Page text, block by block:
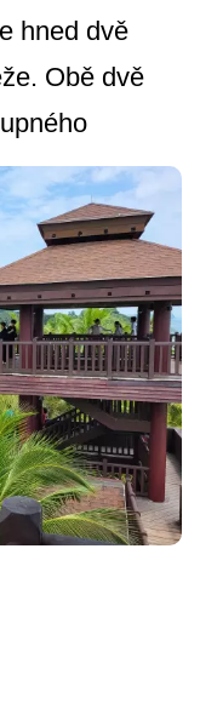
hned dvě
Obě dvě